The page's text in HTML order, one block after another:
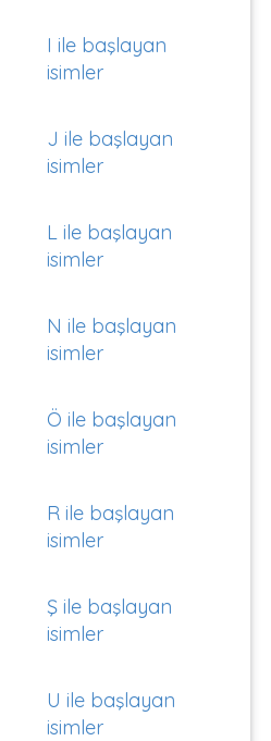
I ile başlayan
isimler
J ile başlayan
isimler
L ile başlayan
isimler
N ile başlayan
isimler
Ö ile başlayan
isimler
R ile başlayan
isimler
Ş ile başlayan
isimler
U ile başlayan
isimler